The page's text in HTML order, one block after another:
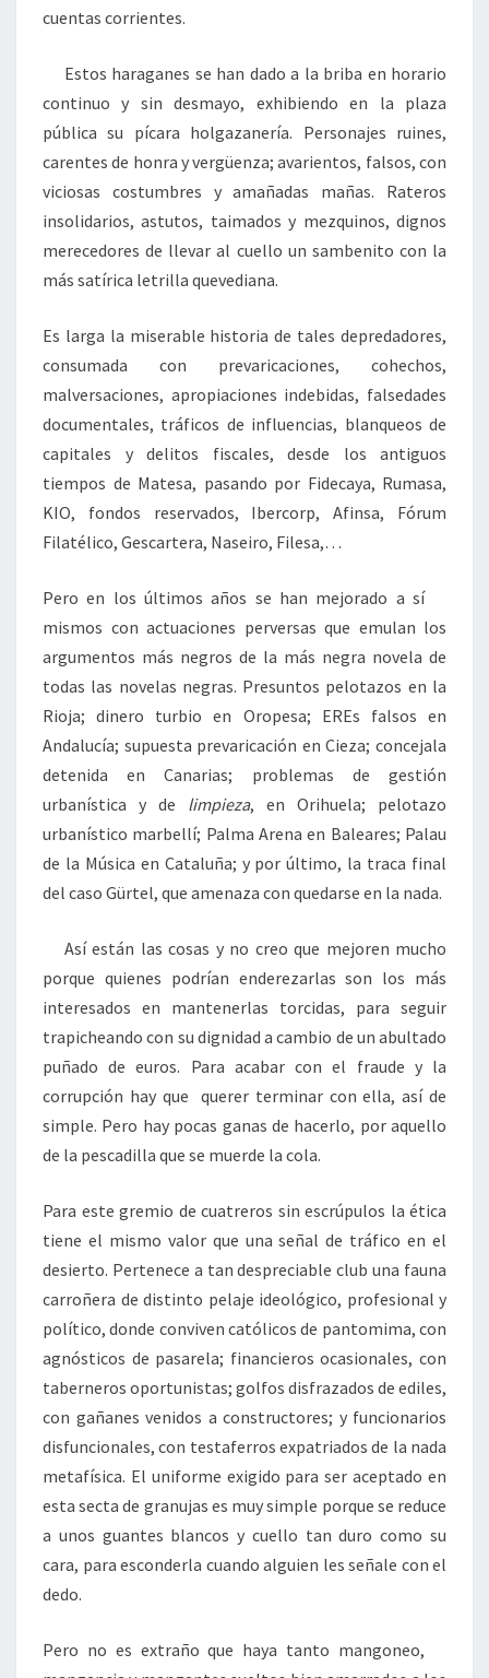
cuentas corrientes.
Estos haraganes se han dado a la briba en horario
continuo y sin desmayo, exhibiendo en la plaza
pública su pícara holgazanería. Personajes ruines,
carentes de honra y vergüenza; avarientos, falsos, con
viciosas costumbres y amañadas mañas. Rateros
insolidarios, astutos, taimados y mezquinos, dignos
merecedores de llevar al cuello un sambenito con la
más satírica letrilla quevediana.
Es larga la miserable historia de tales depredadores,
consumada con prevaricaciones, cohechos,
malversaciones, apropiaciones indebidas, falsedades
documentales, tráficos de influencias, blanqueos de
capitales y delitos fiscales, desde los antiguos
tiempos de Matesa, pasando por Fidecaya, Rumasa,
KIO, fondos reservados, Ibercorp, Afinsa, Fórum
Filatélico, Gescartera, Naseiro, Filesa,…
Pero en los últimos años se han mejorado a sí
mismos con actuaciones perversas que emulan los
argumentos más negros de la más negra novela de
todas las novelas negras. Presuntos pelotazos en la
Rioja; dinero turbio en Oropesa; EREs falsos en
Andalucía; supuesta prevaricación en Cieza; concejala
detenida en Canarias; problemas de gestión
urbanística y de limpieza, en Orihuela; pelotazo
urbanístico marbellí; Palma Arena en Baleares; Palau
de la Música en Cataluña; y por último, la traca final
del caso Gürtel, que amenaza con quedarse en la nada.
Así están las cosas y no creo que mejoren mucho
porque quienes podrían enderezarlas son los más
interesados en mantenerlas torcidas, para seguir
trapicheando con su dignidad a cambio de un abultado
puñado de euros. Para acabar con el fraude y la
corrupción hay que querer terminar con ella, así de
simple. Pero hay pocas ganas de hacerlo, por aquello
de la pescadilla que se muerde la cola.
Para este gremio de cuatreros sin escrúpulos la ética
tiene el mismo valor que una señal de tráfico en el
desierto. Pertenece a tan despreciable club una fauna
carroñera de distinto pelaje ideológico, profesional y
político, donde conviven católicos de pantomima, con
agnósticos de pasarela; financieros ocasionales, con
taberneros oportunistas; golfos disfrazados de ediles,
con gañanes venidos a constructores; y funcionarios
disfuncionales, con testaferros expatriados de la nada
metafísica. El uniforme exigido para ser aceptado en
esta secta de granujas es muy simple porque se reduce
a unos guantes blancos y cuello tan duro como su
cara, para esconderla cuando alguien les señale con el
dedo.
Pero no es extraño que haya tanto mangoneo,